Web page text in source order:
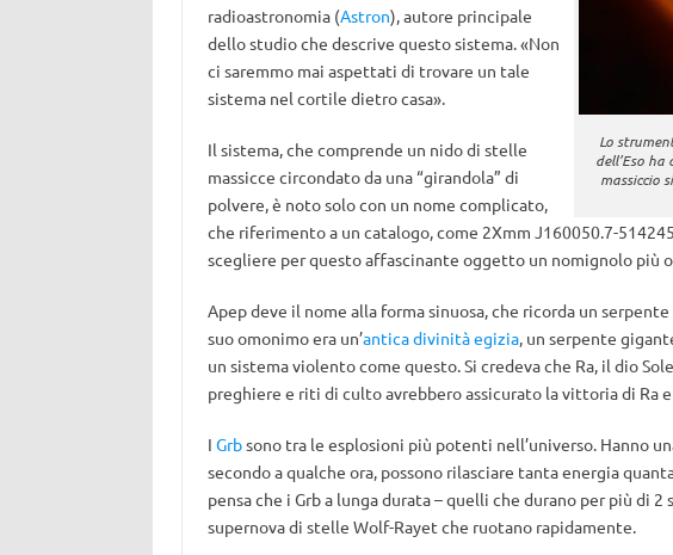
Lo
dell’Eso
massiccio
radioastronomia (Astron), autore principale
dello studio che descrive questo sistema. «Non
ci saremmo mai aspettati di trovare un tale
sistema nel cortile dietro casa».
Il sistema, che comprende un nido di stelle
massicce circondato da una “girandola” di
polvere, è noto solo con un nome complicato,
che riferimento a un catalogo, come 2Xmm J160050.7-
scegliere per questo affascinante oggetto un nomignolo più
Apep deve il nome alla forma sinuosa, che ricorda un
suo omonimo era un’antica divinità egizia, un serpente
un sistema violento come questo. Si credeva che Ra, il dio
preghiere e riti di culto avrebbero assicurato la vittoria di Ra
I Grbsono tra le esplosioni più potenti nell’universo. Hanno
secondo a qualche ora, possono rilasciare tanta energia
pensa che i Grb a lunga durata – quelli che durano per più di
supernova di stelle Wolf-Rayet che ruotano rapidamente.